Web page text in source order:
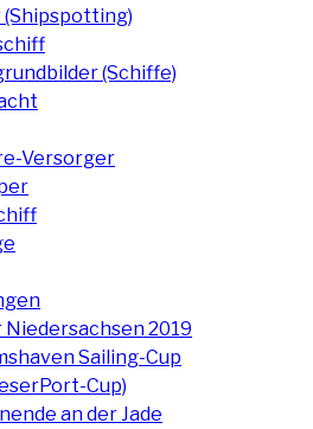
(Schiffe)
Versorger
Niedersachsen 2019
Sailing-Cup
Cup)
an der Jade